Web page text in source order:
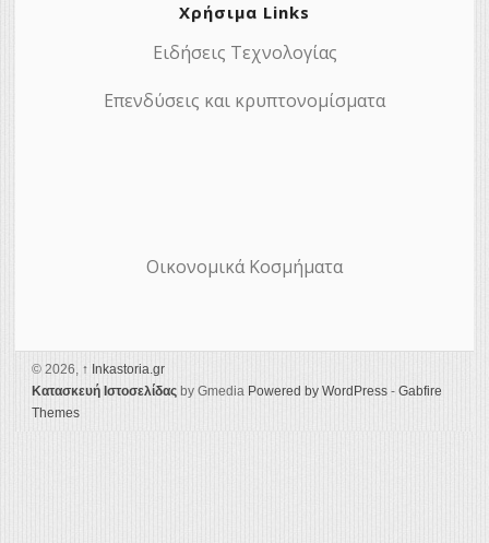
Χρήσιμα Links
Ειδήσεις Τεχνολογίας
Επενδύσεις και κρυπτονομίσματα
Οικονομικά Κοσμήματα
© 2026, ↑ Ιnkastoria.gr
Κατασκευή Ιστοσελίδας by Gmedia Powered by WordPress - Gabfire
Themes